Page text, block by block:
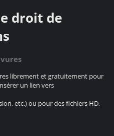
droit de
librement et gratuitement pour
un lien vers
etc.) ou pour des fichiers HD,